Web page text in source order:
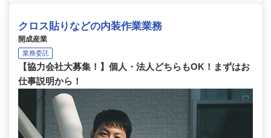
クロス貼りなどの内装作業業務
開成産業
業務委託
【協力会社大募集！】個人・法人どちらもOK！まずはお
仕事説明から！